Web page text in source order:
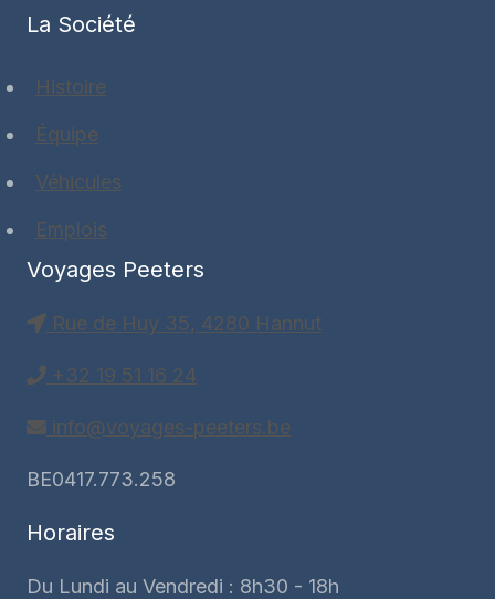
La Société
Histoire
Équipe
Véhicules
Emplois
Voyages Peeters
Rue de Huy 35, 4280 Hannut
+32 19 51 16 24
info@voyages-peeters.be
BE0417.773.258
Horaires
Du Lundi au Vendredi : 8h30 - 18h